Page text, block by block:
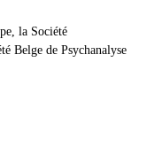
la Société
Belge de Psychanalyse